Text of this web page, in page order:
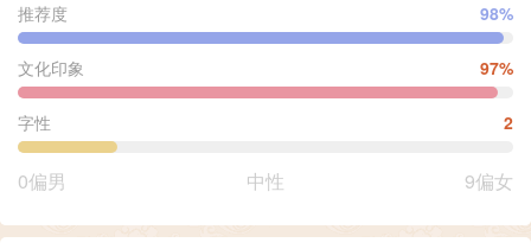
推荐度 98%
文化印象 97%
字性 2
0偏男 中性 9偏女